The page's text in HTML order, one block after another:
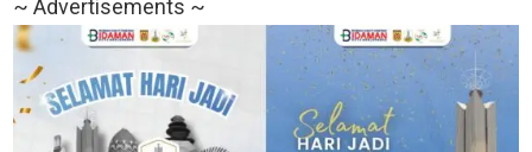
~ Advertisements ~